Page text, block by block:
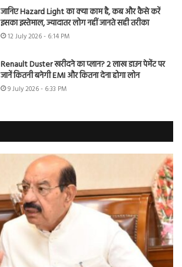
जानिए Hazard Light का क्या काम है, कब और कैसे करें
इसका इस्तेमाल, ज्यादातर लोग नहीं जानते सही तरीका
12 July 2026 - 6:14 PM
Renault Duster खरीदने का प्लान? 2 लाख डाउन पेमेंट पर
जानें कितनी बनेगी EMI और कितना देना होगा लोन
9 July 2026 - 6:33 PM